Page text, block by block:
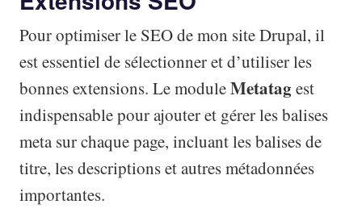
Pour optimiser le SEO de mon site Drupal, il
est essentiel de sélectionner et d’utiliser les
bonnes extensions. Le moduleMetatag est
indispensable pour ajouter et gérer les balises
meta sur chaque page, incluant les balises de
titre, les descriptions et autres métadonnées
importantes.